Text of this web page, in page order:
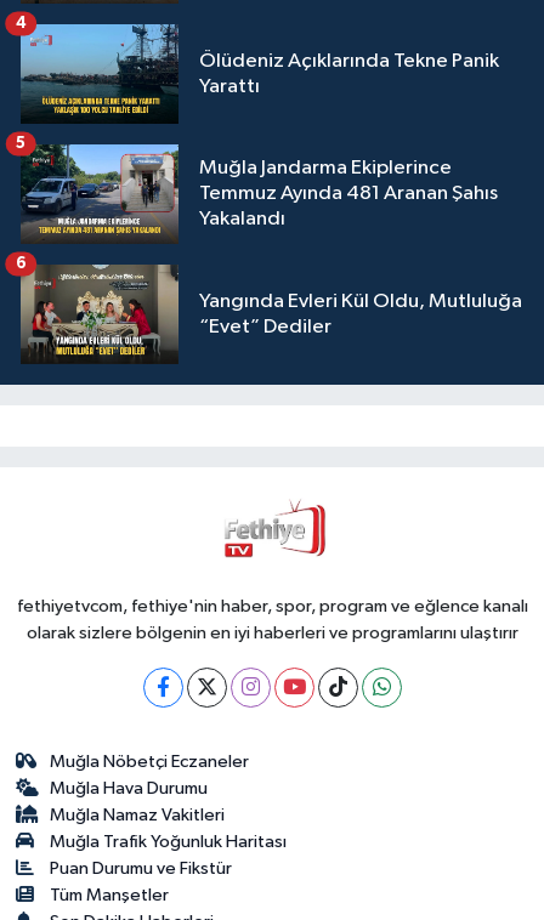
Ölüdeniz Açıklarında Tekne Panik
Yarattı
4
Muğla Jandarma Ekiplerince
Temmuz Ayında 481 Aranan Şahıs
Yakalandı
5
Yangında Evleri Kül Oldu, Mutluluğa
“Evet” Dediler
6
fethiyetvcom, fethiye'nin haber, spor, program ve eğlence kanalı
olarak sizlere bölgenin en iyi haberleri ve programlarını ulaştırır
Muğla Nöbetçi Eczaneler
Muğla Hava Durumu
Muğla Namaz Vakitleri
Muğla Trafik Yoğunluk Haritası
Puan Durumu ve Fikstür
Tüm Manşetler